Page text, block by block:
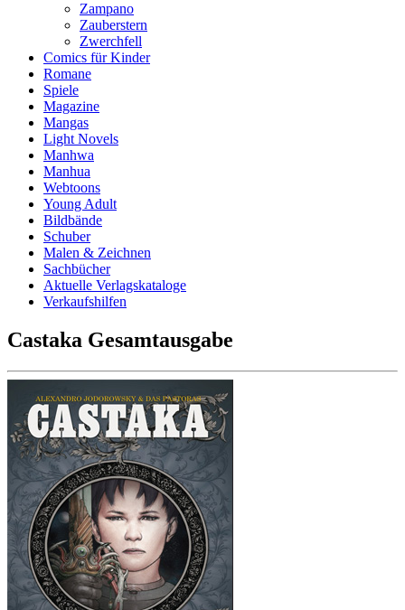
Zampano
Zauberstern
Zwerchfell
Comics für Kinder
Romane
Spiele
Magazine
Mangas
Light Novels
Manhwa
Manhua
Webtoons
Young Adult
Bildbände
Schuber
Malen & Zeichnen
Sachbücher
Aktuelle Verlagskataloge
Verkaufshilfen
Castaka Gesamtausgabe